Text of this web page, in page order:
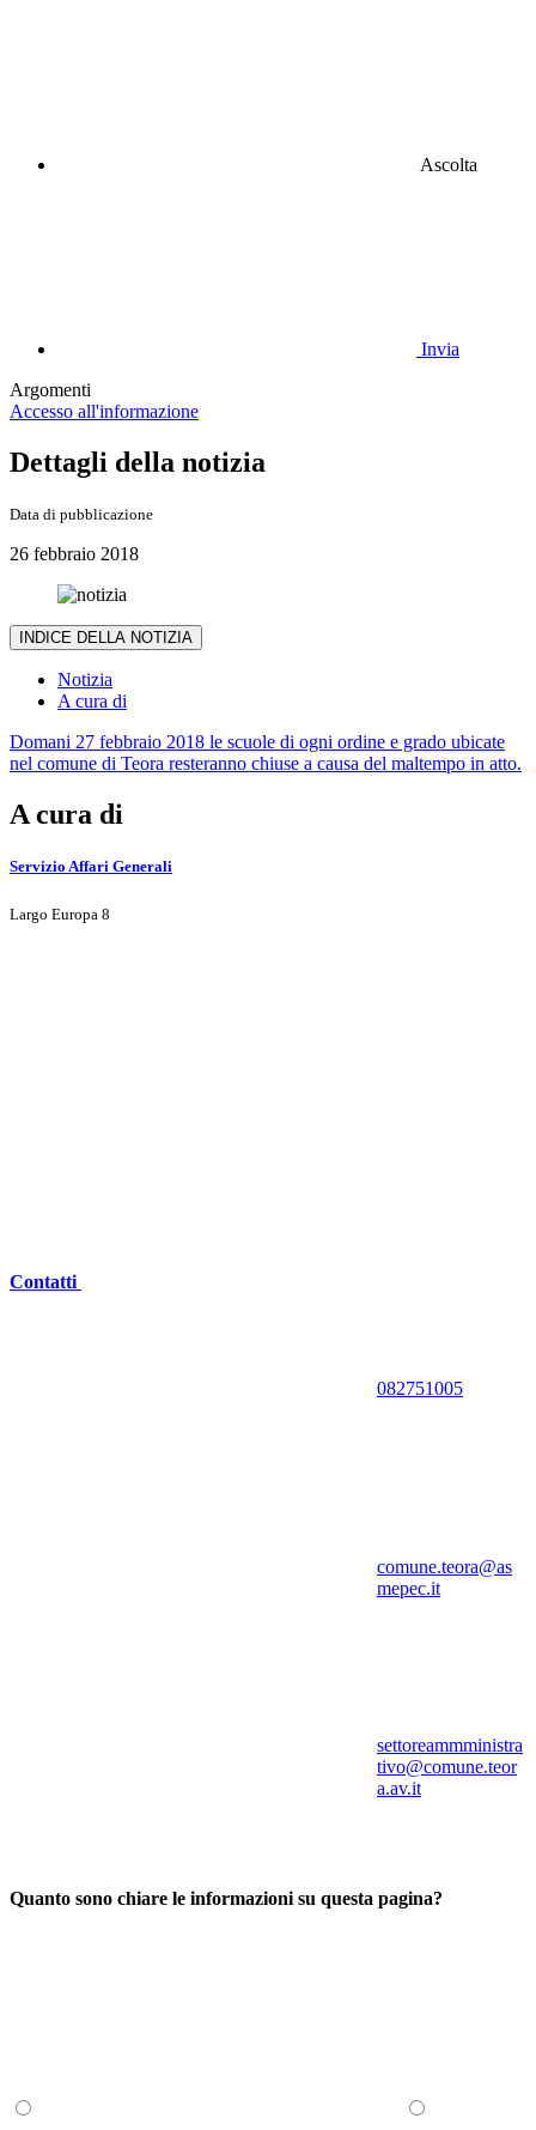
Ascolta
Invia
Argomenti
Accesso all'informazione
Dettagli della notizia
Data di pubblicazione
26 febbraio 2018
INDICE DELLA NOTIZIA
Notizia
A cura di
Domani 27 febbraio 2018 le scuole di ogni ordine e grado ubicate
nel comune di Teora resteranno chiuse a causa del maltempo in atto.
A cura di
Servizio Affari Generali
Largo Europa 8
Contatti
082751005
comune.teora@as
mepec.it
settoreammministra
tivo@comune.teor
a.av.it
Quanto sono chiare le informazioni su questa pagina?